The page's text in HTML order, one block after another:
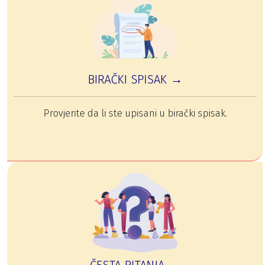
BIRAČKI SPISAK →
Provjerite da li ste upisani u birački spisak.